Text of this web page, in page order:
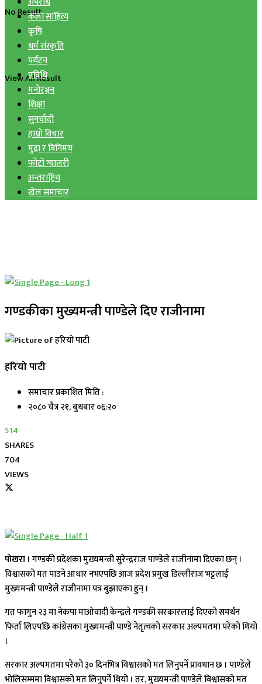
No Result
View All Result
कला साहित्य
कृषि
धर्म संस्कृति
पर्यटन
प्रविधि
मनोरञ्जन
शिक्षा
सुनचाँदी
हाम्रो विचार
मुद्रा र विनिमय
फोटो ग्यालरी
अन्तराष्ट्रिय
खेल समाचार
गण्डकीका मुख्यमन्त्री पाण्डेले दिए राजीनामा
हरियो पाटी
समाचार प्रकाशित मिति :
२०८० चैत्र २१, बुधबार ०६:२०
514
SHARES
704
VIEWS
पोखरा । गण्डकी प्रदेशका मुख्यमन्त्री सुरेन्द्रराज पाण्डेले राजीनामा दिएका छन् ।
विश्वासको मत पाउने आधार नभएपछि आज प्रदेश प्रमुख डिल्लीराज भट्टलाई
मुख्यमन्त्री पाण्डेले राजीनामा पत्र बुझाएका हुन् ।
गत फागुन २३ मा नेकपा माओवादी केन्द्रले गण्डकी सरकारलाई दिएको समर्थन
फिर्ता लिएपछि कांग्रेसका मुख्यमन्त्री पाण्डे नेतृत्वको सरकार अल्पमतमा परेको थियो
।
सरकार अल्पमतमा परेको ३० दिनभित्र विश्वासको मत लिनुपर्ने प्रावधान छ । पाण्डेले
भोलिसम्ममा विश्वासको मत लिनुपर्ने थियो । तर, मुख्यमन्त्री पाण्डेले विश्वासको मत